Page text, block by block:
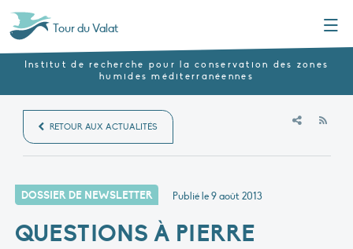
Tour du Valat
Institut de recherche pour la conservation des zones
humides méditerranéennes
RETOUR AUX ACTUALITÉS
DOSSIER DE NEWSLETTER Publié le9 août 2013
QUESTIONS À PIERRE